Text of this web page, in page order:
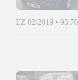
EZ 02/2019 •